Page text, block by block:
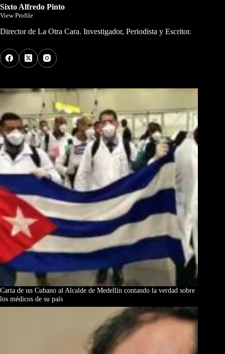
Sixto Alfredo Pinto
View Profile
Director de La Otra Cara. Investigador, Periodista y Escritor.
Carta de un Cubano al Alcalde de Medellín contando la verdad sobre
los médicos de su país